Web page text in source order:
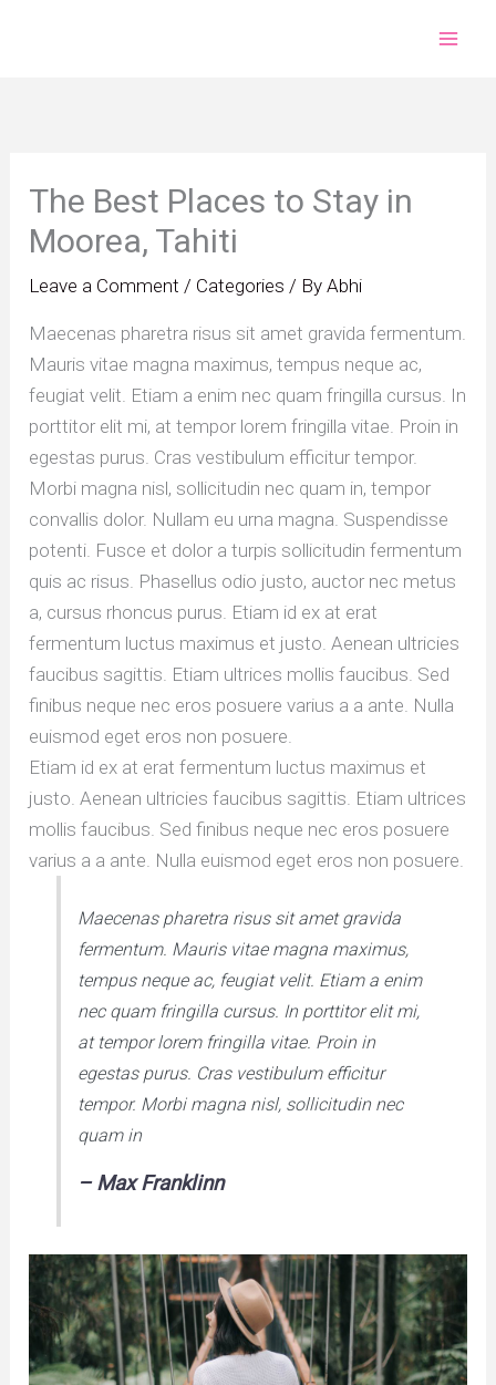
The Best Places to Stay in
Moorea, Tahiti
Leave a Comment / Categories / ByAbhi
Maecenas pharetra risus sit amet gravida fermentum.
Mauris vitae magna maximus, tempus neque ac,
feugiat velit. Etiam a enim nec quam fringilla cursus. In
porttitor elit mi, at tempor lorem fringilla vitae. Proin in
egestas purus. Cras vestibulum efficitur tempor.
Morbi magna nisl, sollicitudin nec quam in, tempor
convallis dolor. Nullam eu urna magna. Suspendisse
potenti. Fusce et dolor a turpis sollicitudin fermentum
quis ac risus. Phasellus odio justo, auctor nec metus
a, cursus rhoncus purus. Etiam id ex at erat
fermentum luctus maximus et justo. Aenean ultricies
faucibus sagittis. Etiam ultrices mollis faucibus. Sed
finibus neque nec eros posuere varius a a ante. Nulla
euismod eget eros non posuere.
Etiam id ex at erat fermentum luctus maximus et
justo. Aenean ultricies faucibus sagittis. Etiam ultrices
mollis faucibus. Sed finibus neque nec eros posuere
varius a a ante. Nulla euismod eget eros non posuere.
Maecenas pharetra risus sit amet gravida
fermentum. Mauris vitae magna maximus,
tempus neque ac, feugiat velit. Etiam a enim
nec quam fringilla cursus. In porttitor elit mi,
at tempor lorem fringilla vitae. Proin in
egestas purus. Cras vestibulum efficitur
tempor. Morbi magna nisl, sollicitudin nec
quam in
– Max Franklinn